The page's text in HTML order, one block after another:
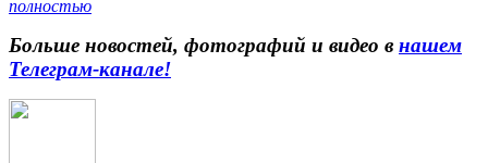
полностью
Больше новостей, фотографий и видео в нашем
Телеграм-канале!